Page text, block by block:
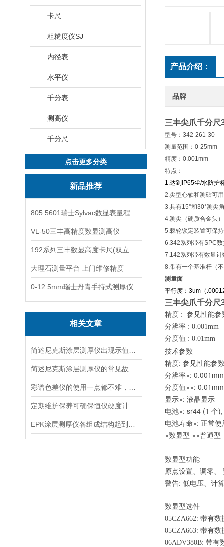
卡尺
粗糙度仪SJ
内径表
水平仪
千分表
测高仪
千分尺
点击更多分类
新品推荐
VL-50三丰高精度数显测高仪
大理石测量平台 上门维修精度
0-12.5mm瑞士丹青手持式测厚仪
相关文章
产品介绍：
品牌
三丰尖爪千分
型号：342-261-30
测量范围：0-25mm
精度：0.001mm
特点：
1.达到IP65尘/水防护
2.尖型心轴和测砧可
3.具有15°和30°测尖
4.测尖（硬质合金头
5.棘轮锁定装置可保
6.342系列带有SPC
7.142系列带有数显计
8.带有一个基准杆（
测量面
平行度：3um（
三丰尖爪千分
精度 : 参见性能参
分辨率 : 0.001mm
分度值 : 0.01mm
技术参数
精度: 参见性能参
分辨率×:
分度值××:
显示×: 液晶显示
电池×: sr44 (1 个
电池寿命×: 正常
×数显型 ××普通型
数显型功能
原点设置、调零
警告: 低电压、计
数显型选件
05CZA662: 带有
05CZA663: 带有
06ADV380B: 带有